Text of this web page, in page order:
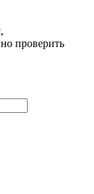
проверить